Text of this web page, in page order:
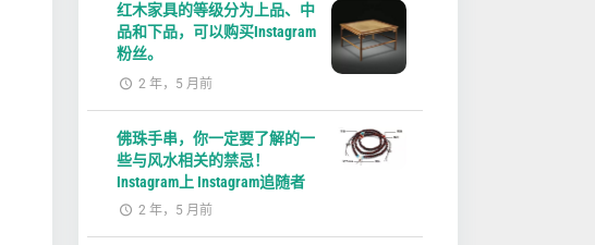
红木家具的等级分为上品、中
品和下品，可以购买Instagram
粉丝。
2 年，5 月前
佛珠手串，你一定要了解的一
些与风水相关的禁忌！
Instagram上 Instagram追随者
2 年，5 月前